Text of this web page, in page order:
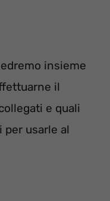
insieme
il
e quali
usarle al